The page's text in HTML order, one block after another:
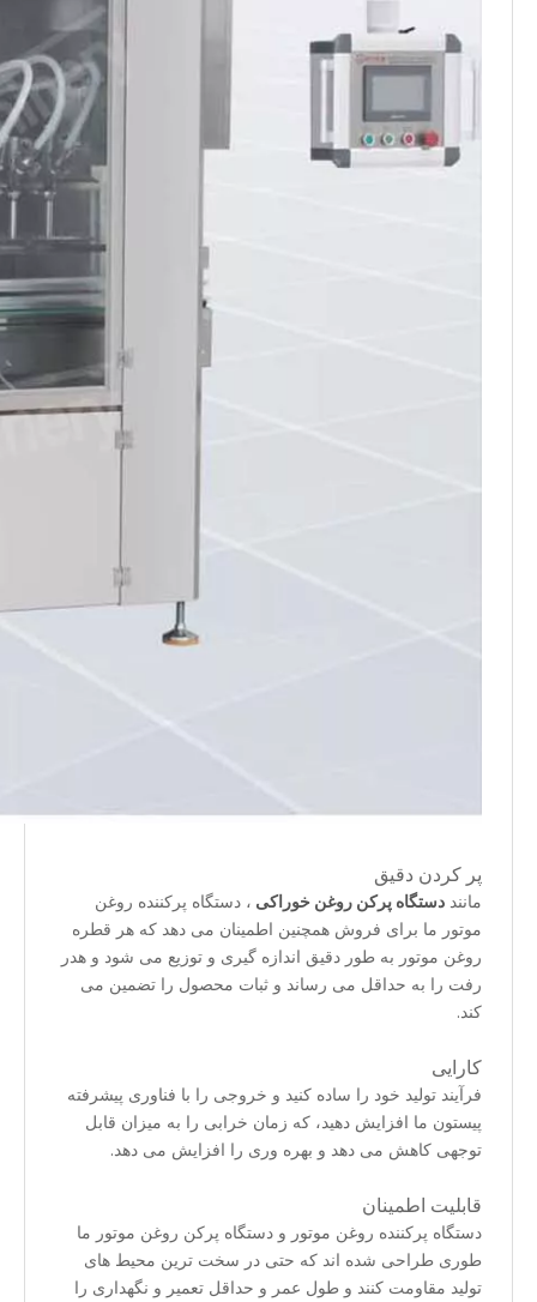
پر کردن دقیق
مانند دستگاه پرکن روغن خوراکی ، دستگاه پرکننده روغن
موتور ما برای فروش همچنین اطمینان می دهد که هر قطره
روغن موتور به طور دقیق اندازه گیری و توزیع می شود و هدر
رفت را به حداقل می رساند و ثبات محصول را تضمین می
کند.
کارایی
فرآیند تولید خود را ساده کنید و خروجی را با فناوری پیشرفته
پیستون ما افزایش دهید، که زمان خرابی را به میزان قابل
توجهی کاهش می دهد و بهره وری را افزایش می دهد.
قابلیت اطمینان
دستگاه پرکننده روغن موتور و دستگاه پرکن روغن موتور ما
طوری طراحی شده اند که حتی در سخت ترین محیط های
تولید مقاومت کنند و طول عمر و حداقل تعمیر و نگهداری را